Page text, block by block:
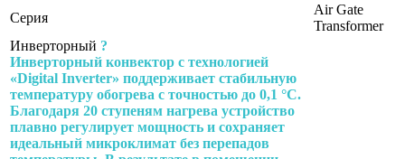
Серия
Air Gate
Transformer
Инверторный ?
Инверторный конвектор с технологией
«Digital Inverter» поддерживает стабильную
температуру обогрева с точностью до 0,1 °C.
Благодаря 20 ступеням нагрева устройство
плавно регулирует мощность и сохраняет
идеальный микроклимат без перепадов